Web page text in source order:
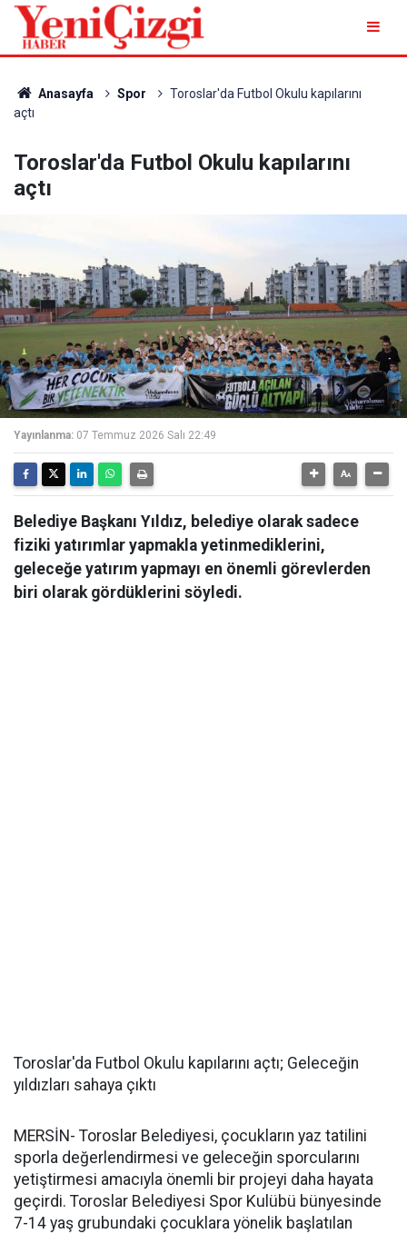
Anasayfa Spor
Toroslar'da Futbol Okulu kapılarını
açtı
Toroslar'da Futbol Okulu kapılarını
açtı
Yayınlanma: 07 Temmuz 2026 Salı 22:49
Belediye Başkanı Yıldız, belediye olarak sadece
fiziki yatırımlar yapmakla yetinmediklerini,
geleceğe yatırım yapmayı en önemli görevlerden
biri olarak gördüklerini söyledi.
Toroslar'da Futbol Okulu kapılarını açtı; Geleceğin
yıldızları sahaya çıktı
MERSİN- Toroslar Belediyesi, çocukların yaz tatilini
sporla değerlendirmesi ve geleceğin sporcularını
yetiştirmesi amacıyla önemli bir projeyi daha hayata
geçirdi. Toroslar Belediyesi Spor Kulübü bünyesinde
7-14 yaş grubundaki çocuklara yönelik başlatılan